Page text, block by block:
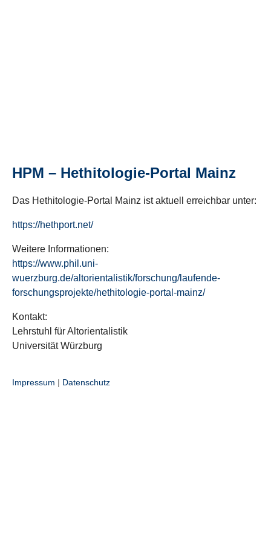
HPM – Hethitologie-Portal Mainz
Das Hethitologie-Portal Mainz ist aktuell erreichbar unter:
https://hethport.net/
Weitere Informationen:
https://www.phil.uni-
wuerzburg.de/altorientalistik/forschung/laufende-
forschungsprojekte/hethitologie-portal-mainz/
Kontakt:
Lehrstuhl für Altorientalistik
Universität Würzburg
Impressum | Datenschutz